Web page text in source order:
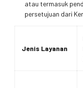
atau termasuk
persetujuan dari
Jenis Layanan